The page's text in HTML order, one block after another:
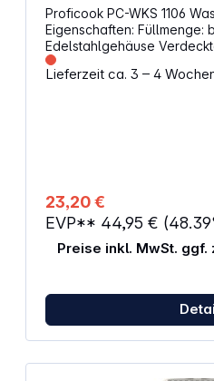
Proficook PC-WKS 1106
Eigenschaften: Füllmenge: bis zu 1,0 Liter
Edelstahlgehäuse Verdecktes
Edelstahlheizelement Zentralkontakt: 360° kabellos
Verriegelter
Lieferzeit ca. 3 – 4
23,20 €
EVP** 44,95 €
Preise inkl. MwSt.